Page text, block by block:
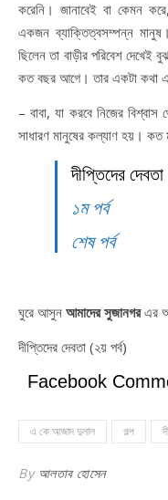
করেনি। জানাবেই বা কেমন
একজন ব্যাক্তিত্বসম্পন্ন
ছিলেন তা বাড়ীর পরিবেশ দেখেই
কত বছর আগে। তার একটা কথা
– বাবা, যা করবে নিজের
সাধারণ মানুষের কল্যাণ হয়।
দীপ্তিদের
১ম পর্ব
শেষ পর্ব
ঘুরে আসুন আমাদের সুজানগরএর
দীপ্তিদের দেবতা (২য় পর্ব)
Facebook
এ কে আজাদ দুলাল গল্প
By আলতাব হোসেন